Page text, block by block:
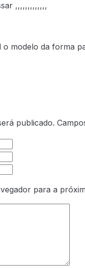
,,,,,,,,,,,,,
modelo da forma
publicado.
para a